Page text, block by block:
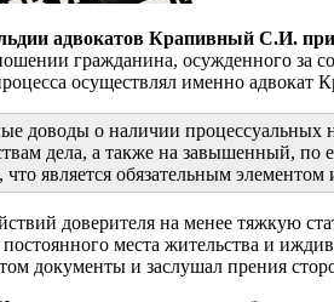
адвокатов Крапивный С.И.
гражданина, осужденного
осуществлял именно адвокат
доводы о наличии процессуальных
дела, а также на завышенный,
является обязательным
доверителя на менее тяжкую
места жительства и
документы и заслушал прения